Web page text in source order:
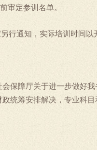
审定参训名单。
行通知，实际培训时间以
保障厅关于进一步做好
统筹安排解决，专业科